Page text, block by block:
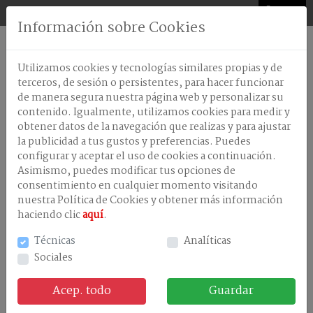
ANTISEPTICOS-
DESINFECTANTES
CELULOSA
DISPENSADORES
LAVANDERÃA
LAVAVAJILLA
MAQUINA
LAVAVAJILLAS
MANUAL
LIMPIEZA
GENERAL
TRATAMIENTOS
+ Información
TERGI INOX AEROSOL 500 ML
Familia: BRILLO
Stock:
PVP: 9,50 €
-
+
Información sobre Cookies
Utilizamos cookies y tecnologías similares propias y de
terceros, de sesión o persistentes, para hacer funcionar
de manera segura nuestra página web y personalizar su
contenido. Igualmente, utilizamos cookies para medir y
obtener datos de la navegación que realizas y para ajustar
la publicidad a tus gustos y preferencias. Puedes
configurar y aceptar el uso de cookies a continuación.
Asimismo, puedes modificar tus opciones de
consentimiento en cualquier momento visitando
nuestra Política de Cookies y obtener más información
haciendo clicaquí.
Técnicas
Analíticas
Sociales
Acep. todo Guardar